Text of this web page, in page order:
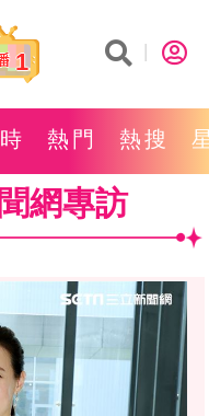
1
熱門 熱搜
網專訪